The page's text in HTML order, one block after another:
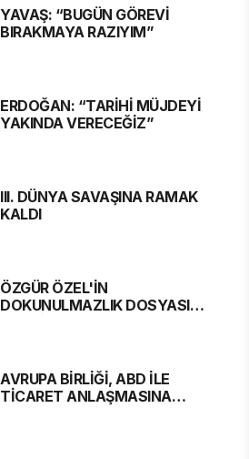
YAVAŞ: “BUGÜN GÖREVİ
BIRAKMAYA RAZIYIM”
ERDOĞAN: “TARİHİ MÜJDEYİ
YAKINDA VERECEĞİZ”
III. DÜNYA SAVAŞINA RAMAK
KALDI
ÖZGÜR ÖZEL'İN
DOKUNULMAZLIK DOSYASI
AVRUPA BİRLİĞİ, ABD İLE
TİCARET ANLAŞMASINA